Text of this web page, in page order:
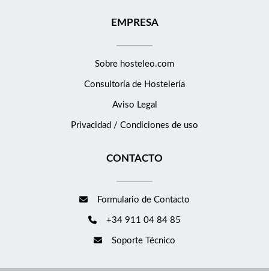
EMPRESA
Sobre hosteleo.com
Consultoría de Hostelería
Aviso Legal
Privacidad / Condiciones de uso
CONTACTO
Formulario de Contacto
+34 911 04 84 85
Soporte Técnico